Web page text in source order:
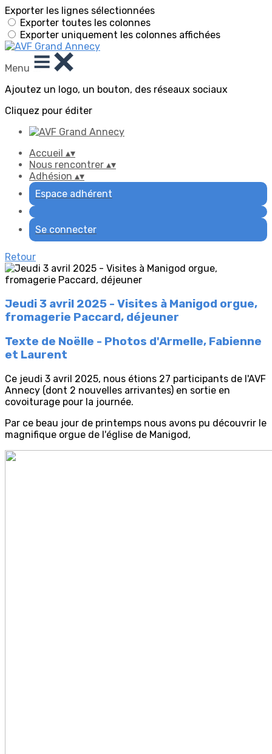
Exporter les lignes sélectionnées
Exporter toutes les colonnes
Exporter uniquement les colonnes affichées
Menu
Ajoutez un logo, un bouton, des réseaux sociaux
Cliquez pour éditer
Accueil ▴▾
Nous rencontrer ▴▾
Adhésion ▴▾
Espace adhérent
Se connecter
Retour
Jeudi 3 avril 2025 - Visites à Manigod orgue,
fromagerie Paccard, déjeuner
Texte de Noëlle - Photos d'Armelle, Fabienne
et Laurent
Ce jeudi 3 avril 2025, nous étions 27 participants de l'AVF
Annecy (dont 2 nouvelles arrivantes) en sortie en
covoiturage pour la journée.
Par ce beau jour de printemps nous avons pu découvrir le
magnifique orgue de l'église de Manigod,